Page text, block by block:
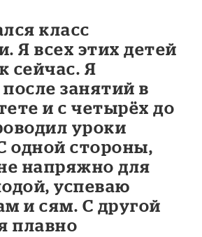
класс
Я всех этих детей
сейчас. Я
занятий в
и с четырёх до
уроки
одной стороны,
напряжно для
успеваю
и сям. С другой
плавно